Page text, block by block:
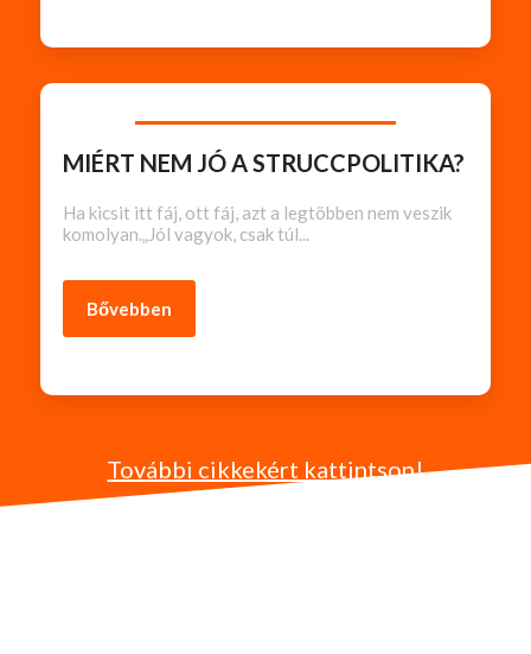
MIÉRT NEM JÓ A STRUCCPOLITIKA?
Ha kicsit itt fáj, ott fáj, azt a legtöbben nem veszik
komolyan.„Jól vagyok, csak túl...
Bővebben
További cikkekért kattintson!